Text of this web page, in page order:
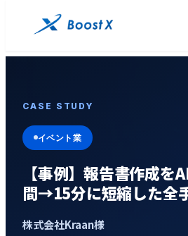
CASE STUDY
イベント業
【事例】報告書作成を
間→15分に短縮した全
株式会社Kraan様